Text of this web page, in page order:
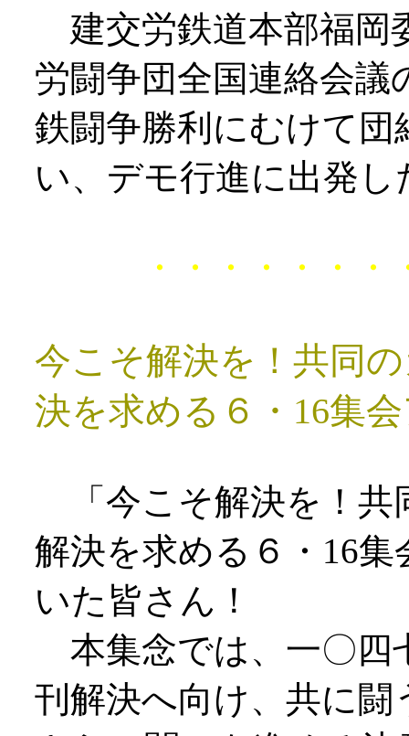
建交労鉄道本部福岡
労闘争団全国連絡会議
鉄闘争勝利にむけて
い、デモ行進に出発し
・・・・・・・・・
今こそ解決を！共同
決を求める６・16集
「今こそ解決を！共
解決を求める６・16
いた皆さん！
本集念では、一〇四
刊解決へ向け、共に